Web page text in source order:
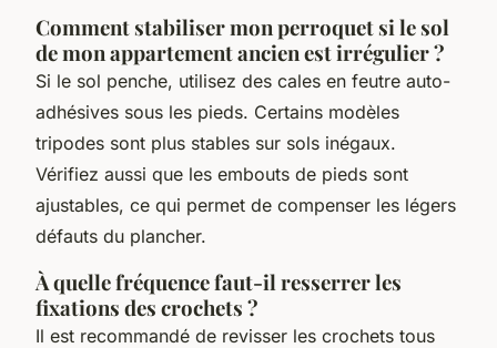
Comment stabiliser mon perroquet si le sol
de mon appartement ancien est irrégulier ?
Si le sol penche, utilisez des cales en feutre auto-
adhésives sous les pieds. Certains modèles
tripodes sont plus stables sur sols inégaux.
Vérifiez aussi que les embouts de pieds sont
ajustables, ce qui permet de compenser les légers
défauts du plancher.
À quelle fréquence faut-il resserrer les
fixations des crochets ?
Il est recommandé de revisser les crochets tous